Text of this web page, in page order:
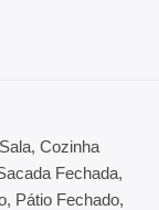
Cozinha
Fechada,
Pátio Fechado,